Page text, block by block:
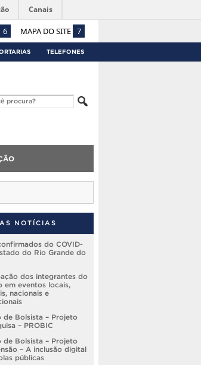
6 MAPA DO SITE 7
Canais
TELEFONES
NOTÍCIAS
do COVID-
do Rio Grande do
dos integrantes do
em eventos locais,
nacionais e
de Bolsista – Projeto
– PROBIC
de Bolsista – Projeto
– A inclusão digital
públicas